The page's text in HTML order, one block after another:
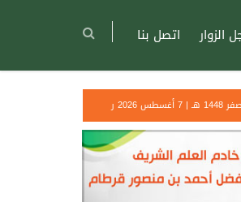
الزوار اتصل بنا